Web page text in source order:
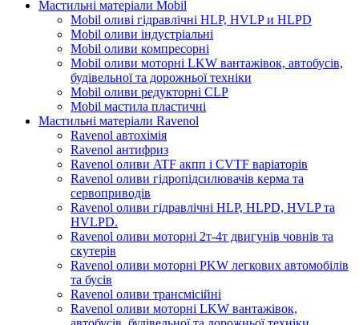
Мастильні матеріали Mobil
Mobil оливі гідравлічні HLP, HVLP и HLPD
Mobil оливи індустріальні
Mobil оливи компресорні
Mobil оливи моторні LKW вантажівок, автобусів,
будівельної та дорожньої техніки
Mobil оливи редукторні CLP
Mobil мастила пластичні
Мастильні матеріали Ravenol
Ravenol автохімія
Ravenol антифриз
Ravenol оливи ATF акпп і CVTF варіаторів
Ravenol оливи гідропідсилювачів керма та
сервоприводів
Ravenol оливи гідравлічні HLP, HLPD, HVLP та
HVLPD.
Ravenol оливи моторні 2т-4т двигунів човнів та
скутерів
Ravenol оливи моторні PKW легкових автомобілів
та бусів
Ravenol оливи трансмісійні
Ravenol оливи моторні LKW вантажівок,